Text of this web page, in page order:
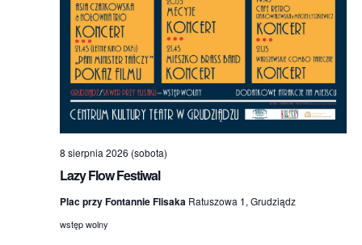
Lazy Flow Festiwal
8 sierpnia 2026 (sobota)
Plac przy Fontannie Flisaka Ratuszowa 1, Grudziądz
wstęp wolny